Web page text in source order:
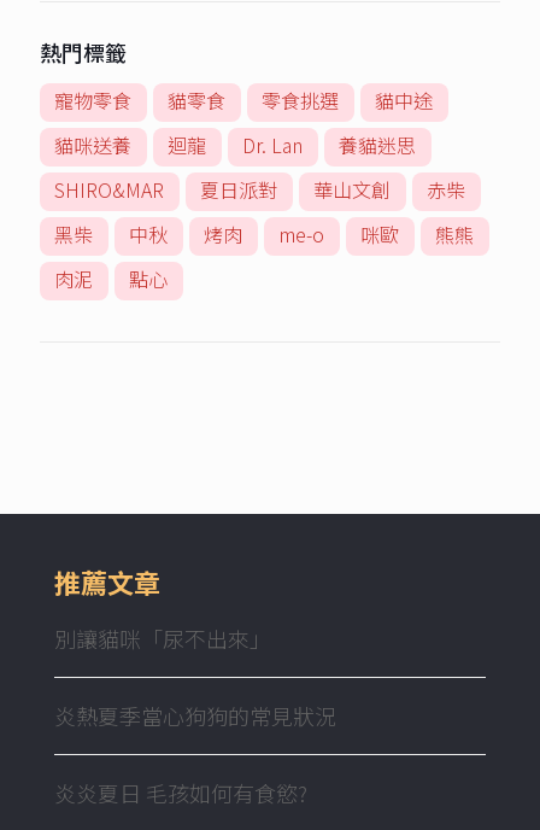
熱門標籤
寵物零食 貓零食 零食挑選
貓中途
貓咪送養
迴龍 Dr. Lan
養貓迷思
SHIRO&MAR
夏日派對 華山文創
赤柴
黑柴
中秋 烤肉 me-o 咪歐
熊熊
肉泥
點心
推薦文章
別讓貓咪「尿不出來」
炎熱夏季當心狗狗的常見狀況
炎炎夏日 毛孩如何有食慾?